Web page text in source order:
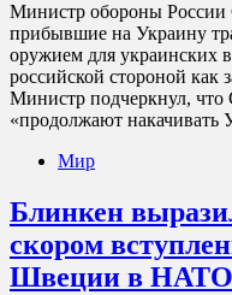
Министр обороны России
прибывшие на Украину
оружием для украинских
российской стороной как
Министр подчеркнул,
«продолжают
Мир
Блинкен
скором
Швеции в НАТО